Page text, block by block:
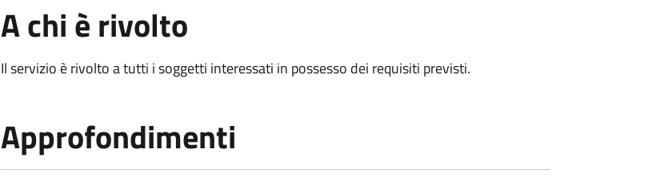
A chi è rivolto
Il servizio è rivolto a tutti i soggetti interessati in possesso dei requisiti previsti.
Approfondimenti